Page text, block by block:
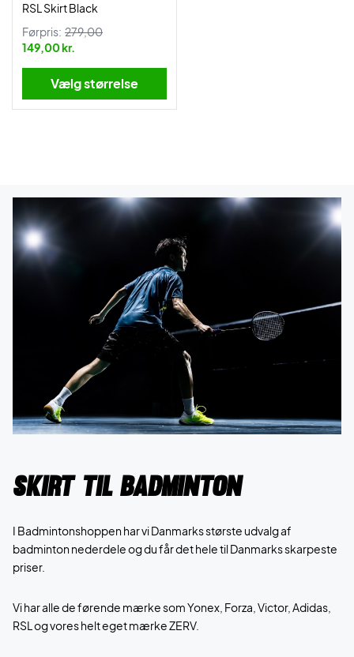
RSL Skirt Black
Førpris: 279,00
149,00 kr.
Vælg størrelse
Skirt til Badminton
I Badmintonshoppen har vi Danmarks største udvalg af
badminton nederdele og du får det hele til Danmarks skarpeste
priser.
Vi har alle de førende mærke som Yonex, Forza, Victor, Adidas,
RSL og vores helt eget mærke ZERV.